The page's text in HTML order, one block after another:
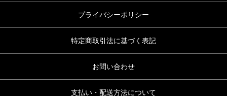
プライバシーポリシー
特定商取引法に基づく表記
お問い合わせ
支払い・配送方法について